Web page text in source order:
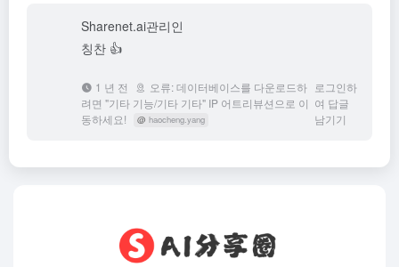
Sharenet.ai관리인
칭찬 👍
1 년 전
오류: 데이터베이스를 다운로드하
려면 "기타 기능/기타 기타" IP 어트리뷰션으로 이
동하세요!
@ haocheng.yang
로그인하
여 답글
남기기